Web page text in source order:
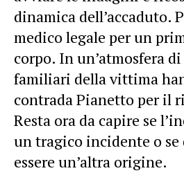
dinamica dell’accaduto.
medico legale per un
corpo. In un’atmosfera
familiari della vittima
contrada Pianetto per il
Resta ora da capire se
un tragico incidente o se
essere un’altra origine.